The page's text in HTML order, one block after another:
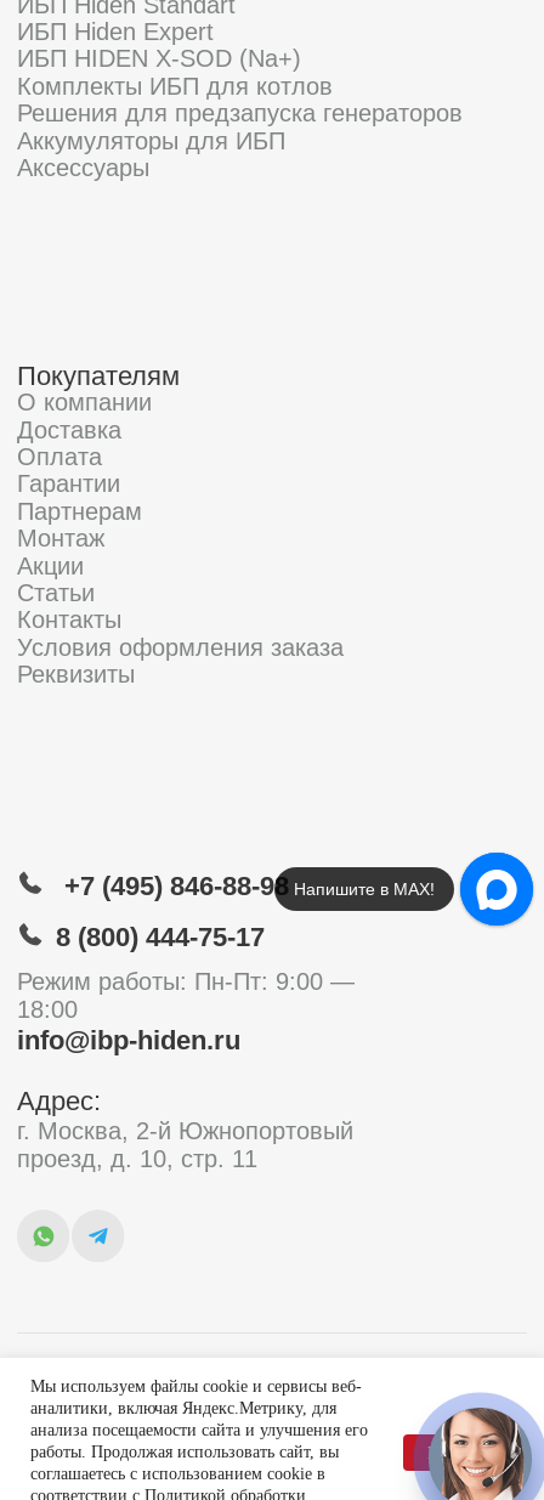
Мы используем файлы cookie и сервисы веб-
аналитики, включая Яндекс.Метрику, для
анализа посещаемости сайта и улучшения его
работы. Продолжая использовать сайт, вы
соглашаетесь с использованием cookie в
соответствии с Политикой обработки
Принять
Напишите в МАХ!